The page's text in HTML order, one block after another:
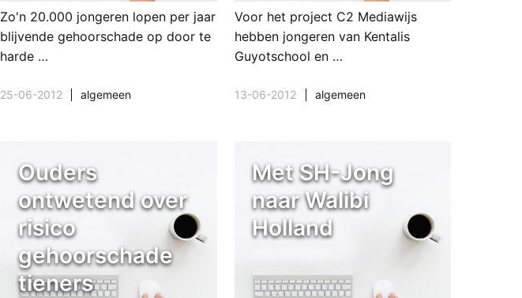
Zo'n 20.000 jongeren lopen per jaar
blijvende gehoorschade op door te
harde …
25-06-2012 algemeen
Voor het project C2 Mediawijs
hebben jongeren van Kentalis
Guyotschool en …
13-06-2012 algemeen
Ouders
ontwetend over
risico
gehoorschade
tieners
Met SH-Jong
naar Walibi
Holland